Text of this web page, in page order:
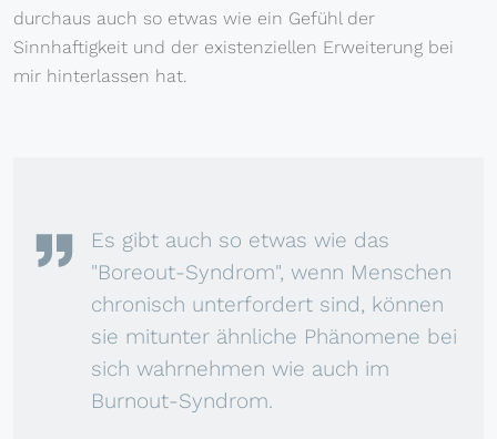
durchaus auch so etwas wie ein Gefühl der
Sinnhaftigkeit und der existenziellen Erweiterung bei
mir hinterlassen hat.
Es gibt auch so etwas wie das
"Boreout-Syndrom", wenn Menschen
chronisch unterfordert sind, können
sie mitunter ähnliche Phänomene bei
sich wahrnehmen wie auch im
Burnout-Syndrom.